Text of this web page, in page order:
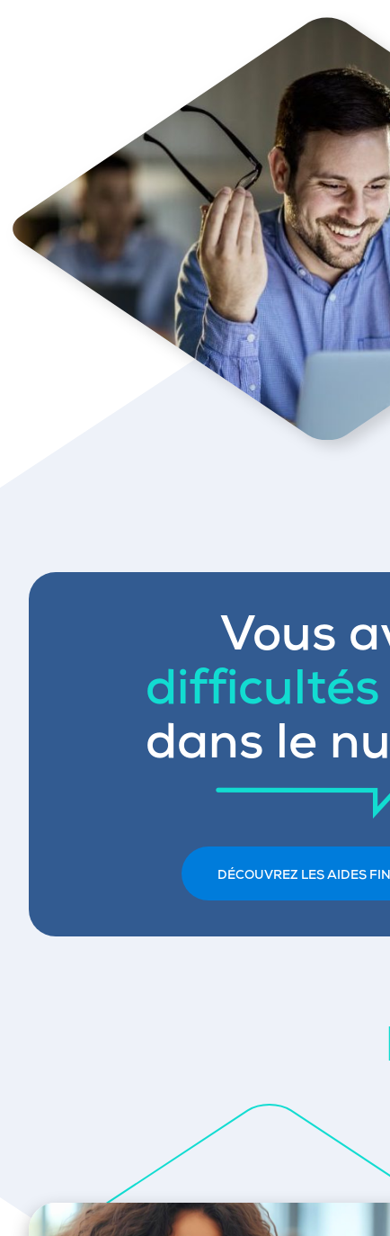
Vous
dans le
DÉCOUVREZ LES AIDES